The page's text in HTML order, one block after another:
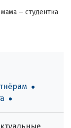
– студентка